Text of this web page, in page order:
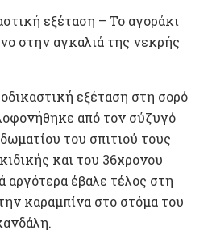
εξέταση – Το αγοράκι
στην αγκαλιά της νεκρής
εξέταση στη σορό
από τον σύζυγό
του σπιτιού τους
και του 36χρονου
αργότερα έβαλε τέλος στη
καραμπίνα στο στόμα του